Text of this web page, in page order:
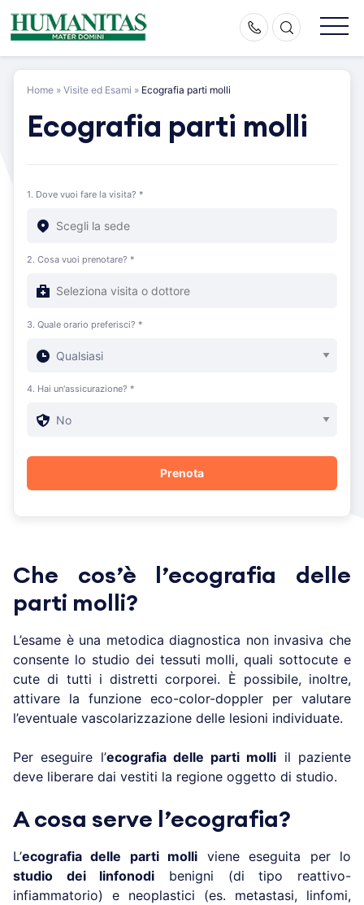
Skip
to
Home » Visite ed Esami » Ecografia parti molli
Ecografia parti molli
1. Dove vuoi fare la visita? *
2. Cosa vuoi prenotare? *
3. Quale orario preferisci? *
4. Hai un'assicurazione? *
Che cos’è l’ecografia delle
parti molli?
L’esame è una metodica diagnostica non invasiva che
consente lo studio dei tessuti molli, quali sottocute e
cute di tutti i distretti corporei. È possibile, inoltre,
attivare la funzione eco-color-doppler per valutare
l’eventuale vascolarizzazione delle lesioni individuate.
Per eseguire l’ecografia delle parti molli il paziente
deve liberare dai vestiti la regione oggetto di studio.
A cosa serve l’ecografia?
L’ecografia delle parti molli viene eseguita per lo
studio dei linfonodi benigni (di tipo reattivo-
infiammatorio) e neoplastici (es. metastasi, linfomi,